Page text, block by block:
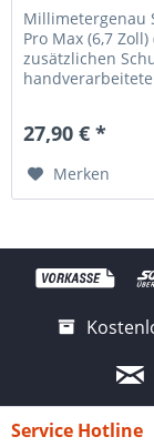
Millimetergenau
Pro Max (6,7
zusätzlichen
27,90 € *
Merken
Service Hotline